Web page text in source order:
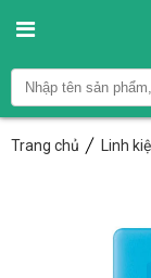
Trang chủ Linh